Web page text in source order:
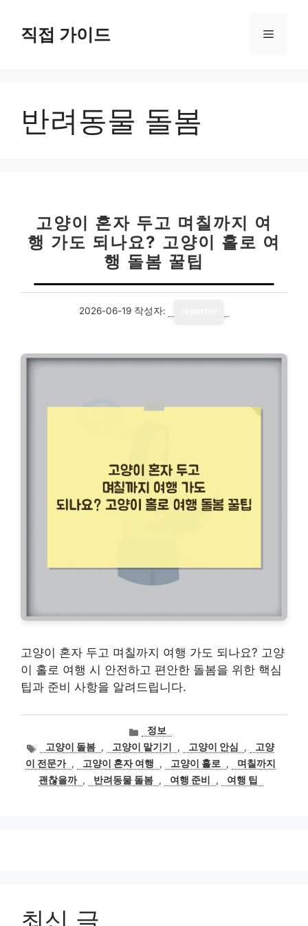
직접 가이드 메
반려동물 돌봄
고양이 혼자 두고 며칠까지 여
행 가도 되나요? 고양이 홀로 여
행 돌봄 꿀팁
2026-06-19 작성자:
고양이 혼자 두고 며칠까지 여행 가도 되나요? 고양
이 홀로 여행 시 안전하고 편안한 돌봄을 위한 핵심
팁과 준비 사항을 알려드립니다.
카
테
고
리
정보
태
그
고양이 돌봄 , 고양이 맡기기 , 고양이 안심 ,
고양
이 전문가 , 고양이 혼자 여행 , 고양이 홀로 ,
며칠까지
괜찮을까 , 반려동물 돌봄 , 여행 준비 , 여행 팁
최신 글